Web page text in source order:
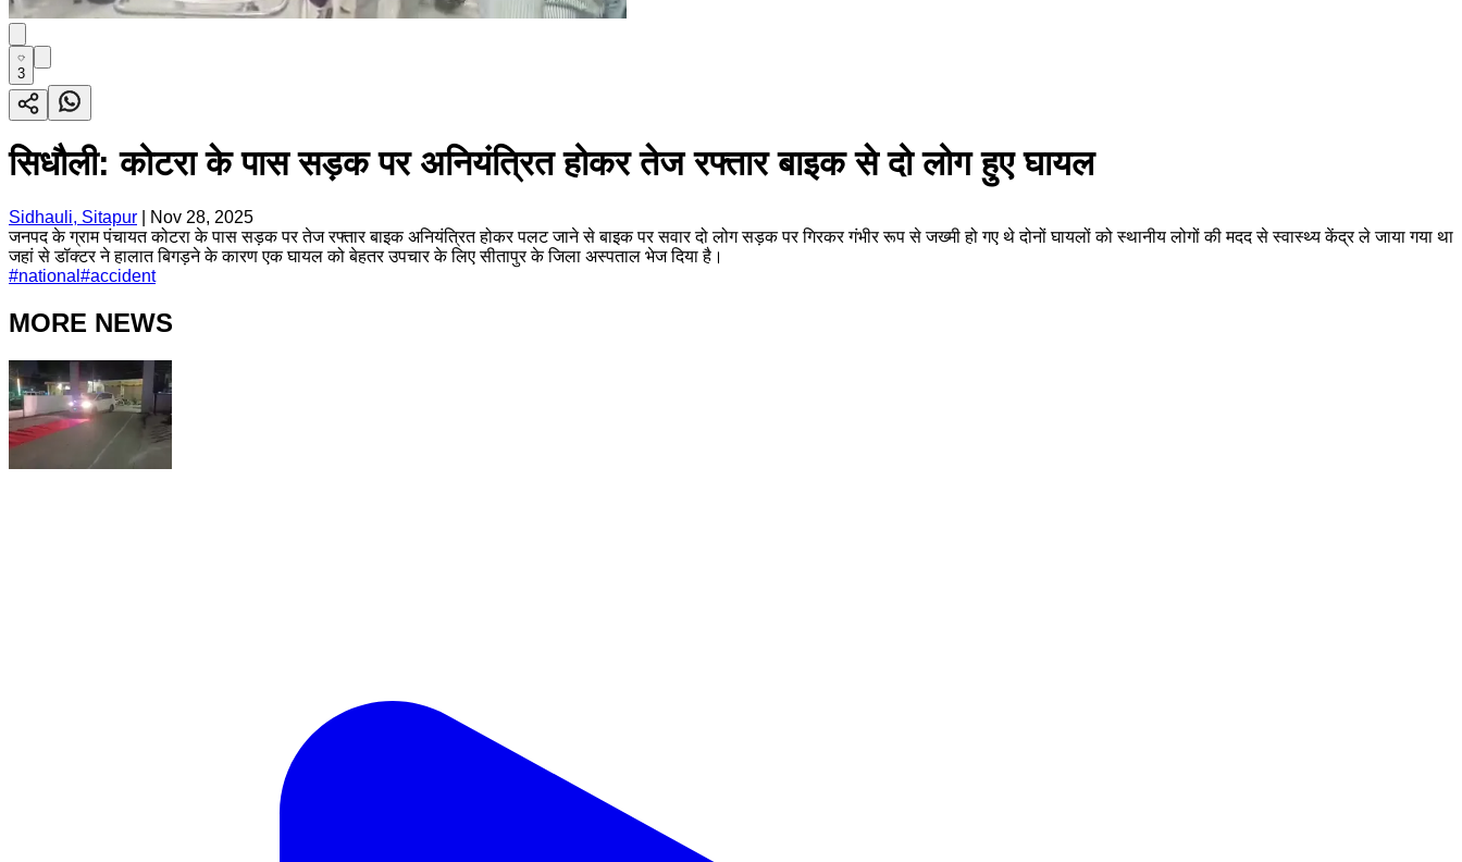
3
सिधौली: कोटरा के पास सड़क पर अनियंत्रित होकर तेज रफ्तार बाइक से दो लोग हुए घायल
Sidhauli, Sitapur
Nov 28, 2025
जनपद के ग्राम पंचायत कोटरा के पास सड़क पर तेज रफ्तार बाइक अनियंत्रित होकर पलट जाने से बाइक पर सवार दो लोग सड़क पर गिरकर गंभीर रूप से जख्मी हो गए थे दोनों घायलों को स्थानीय लोगों की मदद से स्वास्थ्य केंद्र ले जाया गया था
जहां से डॉक्टर ने हालात बिगड़ने के कारण एक घायल को बेहतर उपचार के लिए सीतापुर के जिला अस्पताल भेज दिया है।
#national #accident
MORE NEWS